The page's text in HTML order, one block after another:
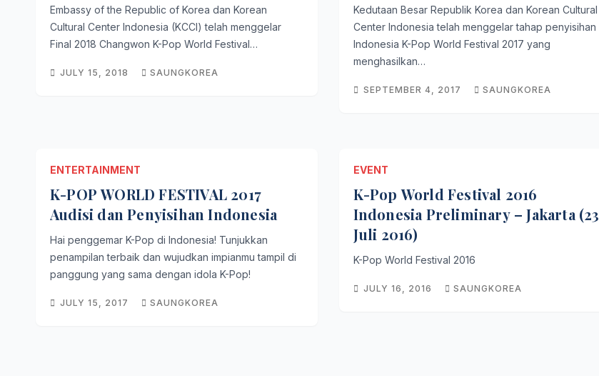
Embassy of the Republic of Korea dan Korean
Cultural Center Indonesia (KCCI) telah menggelar
Final 2018 Changwon K-Pop World Festival…
JULY 15, 2018 SAUNGKOREA
Kedutaan Besar Republik Korea dan Korean Cultural
Center Indonesia telah menggelar tahap penyisihan
Indonesia K-Pop World Festival 2017 yang
menghasilkan…
SEPTEMBER 4, 2017 SAUNGKOREA
ENTERTAINMENT
K-POP WORLD FESTIVAL 2017
Audisi dan Penyisihan Indonesia
Hai penggemar K-Pop di Indonesia! Tunjukkan
penampilan terbaik dan wujudkan impianmu tampil di
panggung yang sama dengan idola K-Pop!
JULY 15, 2017 SAUNGKOREA
EVENT
K-Pop World Festival 2016
Indonesia Preliminary – Jakarta (23
Juli 2016)
K-Pop World Festival 2016
JULY 16, 2016 SAUNGKOREA